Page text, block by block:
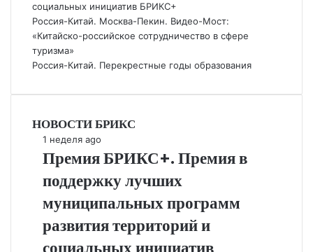
социальных инициатив БРИКС+
Россия-Китай. Москва-Пекин. Видео-Мост:
«Китайско-российское сотрудничество в сфере
туризма»
Россия-Китай. Перекрестные годы образования
НОВОСТИ БРИКС
Премия
БРИКС+.
Премия
в
лучших
муниципальных
1 неделя ago
Премия БРИКС+. Премия в
поддержку лучших
муниципальных программ
развития территорий и